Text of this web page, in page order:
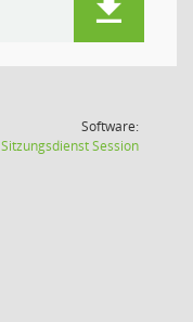
Software:
SitzungsdienstSession(Wird in